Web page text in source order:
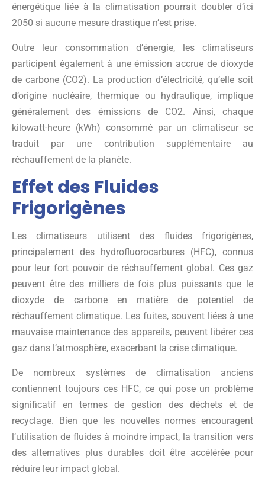
énergétique liée à la climatisation pourrait doubler d’ici
2050 si aucune mesure drastique n’est prise.
Outre leur consommation d’énergie, les climatiseurs
participent également à une émission accrue de dioxyde
de carbone (CO2). La production d’électricité, qu’elle soit
d’origine nucléaire, thermique ou hydraulique, implique
généralement des émissions de CO2. Ainsi, chaque
kilowatt-heure (kWh) consommé par un climatiseur se
traduit par une contribution supplémentaire au
réchauffement de la planète.
Effet des Fluides
Frigorigènes
Les climatiseurs utilisent des fluides frigorigènes,
principalement des hydrofluorocarbures (HFC), connus
pour leur fort pouvoir de réchauffement global. Ces gaz
peuvent être des milliers de fois plus puissants que le
dioxyde de carbone en matière de potentiel de
réchauffement climatique. Les fuites, souvent liées à une
mauvaise maintenance des appareils, peuvent libérer ces
gaz dans l’atmosphère, exacerbant la crise climatique.
De nombreux systèmes de climatisation anciens
contiennent toujours ces HFC, ce qui pose un problème
significatif en termes de gestion des déchets et de
recyclage. Bien que les nouvelles normes encouragent
l’utilisation de fluides à moindre impact, la transition vers
des alternatives plus durables doit être accélérée pour
réduire leur impact global.